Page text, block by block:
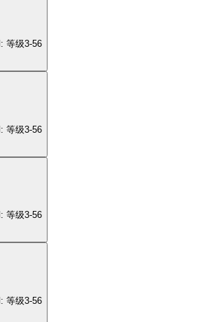
: 等级3-56
: 等级3-56
: 等级3-56
: 等级3-56